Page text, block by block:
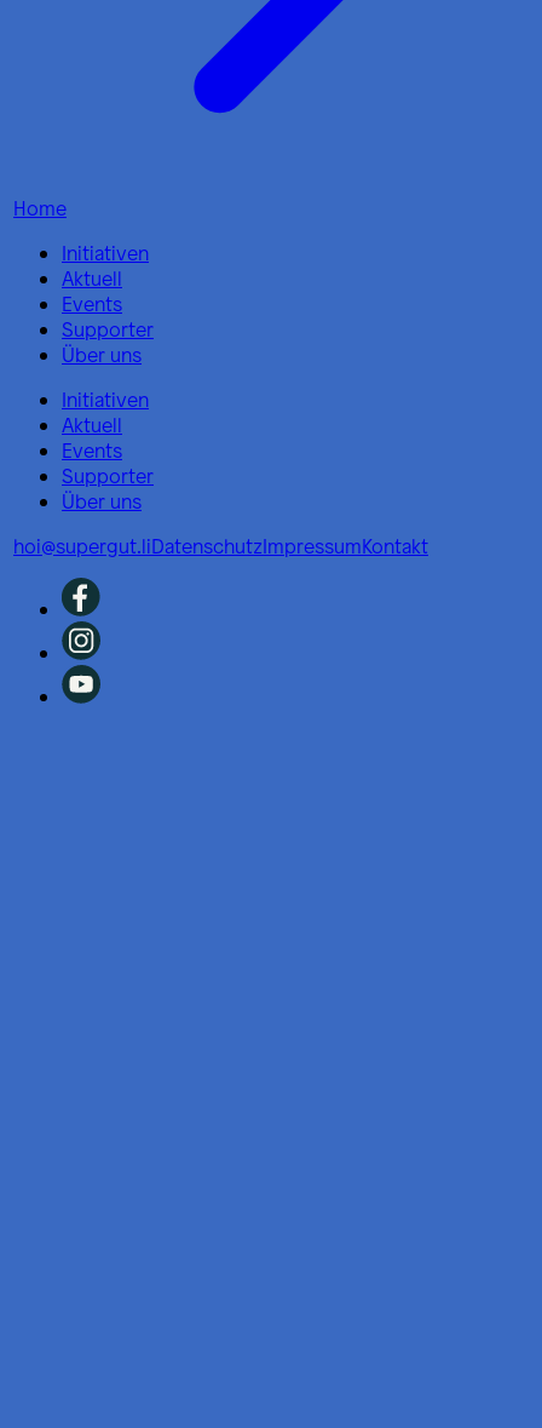
Home
Initiativen
Aktuell
Events
Supporter
Über uns
Initiativen
Aktuell
Events
Supporter
Über uns
hoi@supergut.liDatenschutzImpressumKontakt